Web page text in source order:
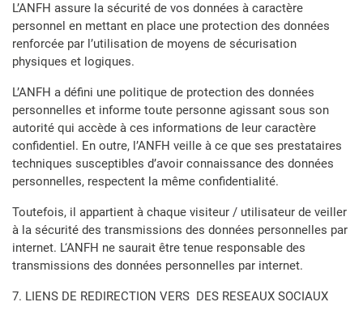
L’ANFH assure la sécurité de vos données à caractère
personnel en mettant en place une protection des données
renforcée par l’utilisation de moyens de sécurisation
physiques et logiques.
L’ANFH a défini une politique de protection des données
personnelles et informe toute personne agissant sous son
autorité qui accède à ces informations de leur caractère
confidentiel. En outre, l’ANFH veille à ce que ses prestataires
techniques susceptibles d’avoir connaissance des données
personnelles, respectent la même confidentialité.
Toutefois, il appartient à chaque visiteur / utilisateur de veiller
à la sécurité des transmissions des données personnelles par
internet. L‘ANFH ne saurait être tenue responsable des
transmissions des données personnelles par internet.
7. LIENS DE REDIRECTION VERS DES RESEAUX SOCIAUX